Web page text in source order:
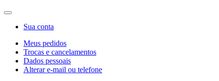
Sua conta
Meus pedidos
Trocas e cancelamentos
Dados pessoais
Alterar e-mail ou telefone